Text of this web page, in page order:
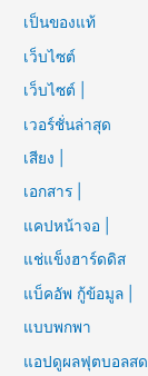
เป็นของแท้
เว็บไซต์
เว็บไซต์ |
เวอร์ชั่นล่าสุด
เสียง |
เอกสาร |
แคปหน้าจอ |
แช่แข็งฮาร์ดดิส
แบ็คอัพ กู้ข้อมูล |
แบบพกพา
แอปดูผลฟุตบอลสด